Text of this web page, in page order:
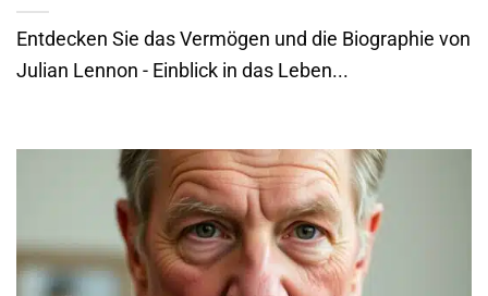
Entdecken Sie das Vermögen und die Biographie von
Julian Lennon - Einblick in das Leben...